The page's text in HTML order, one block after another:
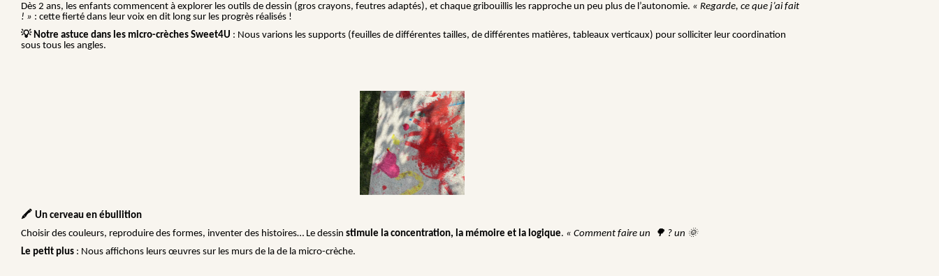
Dès 2 ans, les enfants commencent à explorer les outils de dessin (gros crayons, feutres adaptés), et chaque gribouillis les rapproche un peu plus de l’autonomie. « Regarde, ce que j’ai fait
! » : cette fierté dans leur voix en dit long sur les progrès réalisés !
💡Notre astuce dans les micro-crèches Sweet4U : Nous varions les supports (feuilles de différentes tailles, de différentes matières, tableaux verticaux) pour solliciter leur coordination
sous tous les angles.
🖍️ Un cerveau en ébullition
Choisir des couleurs, reproduire des formes, inventer des histoires… Le dessin stimule la concentration, la mémoire et la logique. « Comment faire un 🌳 ? un 🌞
Le petit plus : Nous affichons leurs œuvres sur les murs de la de la micro-crèche.